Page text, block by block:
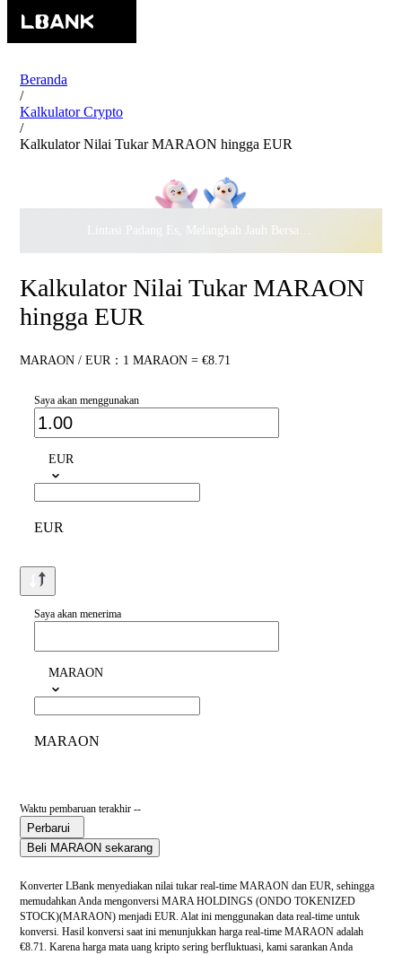
Beranda
/
Kalkulator Crypto
/
Kalkulator Nilai Tukar MARAON hingga EUR
Lintasi Padang Es, Melangkah Jauh Bersama · Rayakan
Kalkulator Nilai Tukar MARAON
hingga EUR
MARAON / EUR：1 MARAON = €8.71
Saya akan menggunakan
EUR
EUR
Saya akan menerima
MARAON
MARAON
Waktu pembaruan terakhir --
Perbarui
Beli MARAON sekarang
Konverter LBank menyediakan nilai tukar real-time MARAON dan EUR, sehingga
memudahkan Anda mengonversi MARA HOLDINGS (ONDO TOKENIZED
STOCK)(MARAON) menjadi EUR. Alat ini menggunakan data real-time untuk
konversi. Hasil konversi saat ini menunjukkan harga real-time MARAON adalah
€8.71. Karena harga mata uang kripto sering berfluktuasi, kami sarankan Anda